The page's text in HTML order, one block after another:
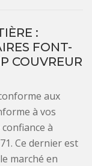
:
FONT-
COUVREUR
aux
à vos
à
Ce dernier est
marché en